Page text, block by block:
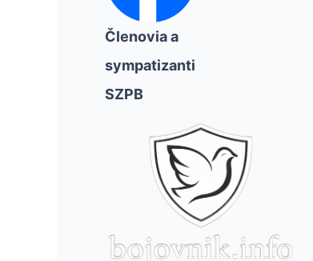
Členovia a
sympatizanti
SZPB